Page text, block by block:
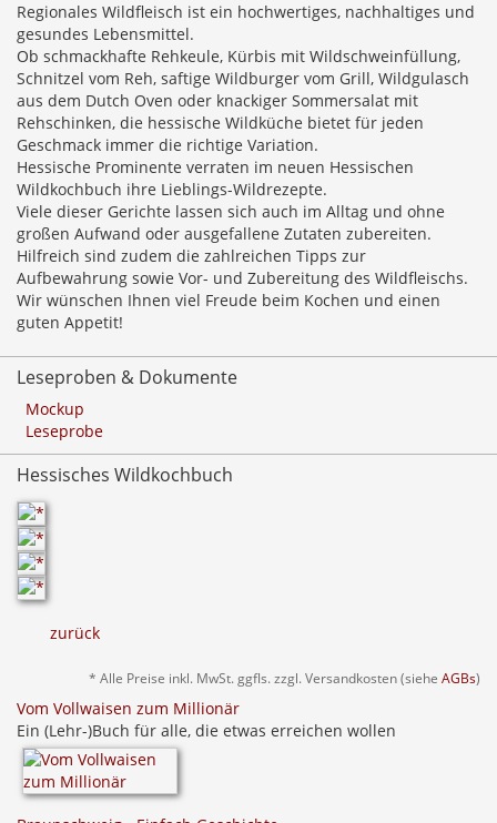
Regionales Wildfleisch ist ein hochwertiges, nachhaltiges und
gesundes Lebensmittel.
Ob schmackhafte Rehkeule, Kürbis mit Wildschweinfüllung,
Schnitzel vom Reh, saftige Wildburger vom Grill, Wildgulasch
aus dem Dutch Oven oder knackiger Sommersalat mit
Rehschinken, die hessische Wildküche bietet für jeden
Geschmack immer die richtige Variation.
Hessische Prominente verraten im neuen Hessischen
Wildkochbuch ihre Lieblings-Wildrezepte.
Viele dieser Gerichte lassen sich auch im Alltag und ohne
großen Aufwand oder ausgefallene Zutaten zubereiten.
Hilfreich sind zudem die zahlreichen Tipps zur
Aufbewahrung sowie Vor- und Zubereitung des Wildfleischs.
Wir wünschen Ihnen viel Freude beim Kochen und einen
guten Appetit!
Leseproben & Dokumente
Mockup
Leseprobe
Hessisches Wildkochbuch
zurück
* Alle Preise inkl. MwSt. ggfls. zzgl. Versandkosten (siehe AGBs)
Vom Vollwaisen zum Millionär
Ein (Lehr-)Buch für alle, die etwas erreichen wollen